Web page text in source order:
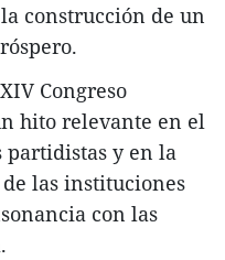
construcción de un
Congreso
hito relevante en el
y en la
las instituciones
con las